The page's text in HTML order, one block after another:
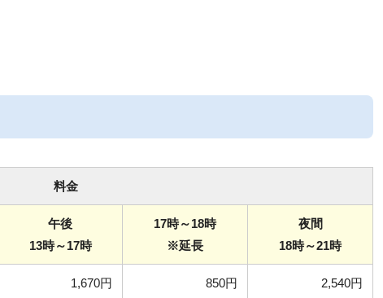
料金
午後
13時～17時
17時～18時
※延長
夜間
18時～21時
1,670円 850円 2,540円